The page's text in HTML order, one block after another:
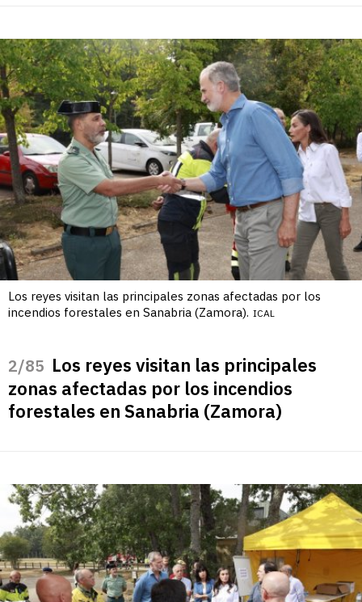
Los reyes visitan las principales zonas afectadas por los
incendios forestales en Sanabria (Zamora). ICAL
/85 Los reyes visitan las principales
zonas afectadas por los incendios
forestales en Sanabria (Zamora)